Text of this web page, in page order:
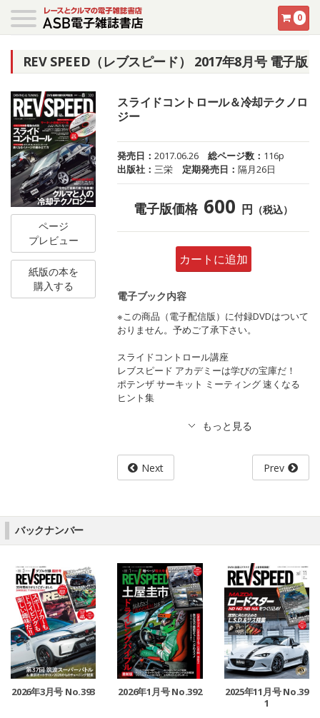
0
REV SPEED（レブスピード） 2017年8月号 電子版
ページ
プレビュー
紙版の本を
購入する
スライドコントロール＆冷却テクノロ
ジー
発売日：2017.06.26 総ページ数： 116p
出版社：三栄 定期発売日：隔月26日
電子版価格 600 円 （税込）
カートに追加
電子ブック内容
※この商品（電子配信版）に付録DVDはついて
おりません。予めご了承下さい。
スライドコントロール講座
レブスピード アカデミーは学びの宝庫だ！
ポテンザ サーキット ミーティング 速くなる
ヒント集
Next Prev
バックナンバー
2026年3月号 No.393 2026年1月号 No.392
2025年11月号 No.39
1